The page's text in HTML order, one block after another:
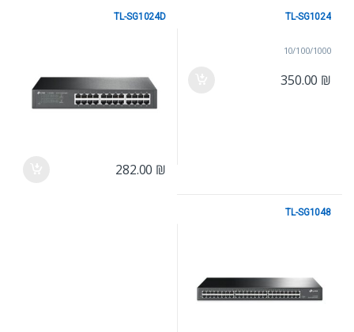
10/100/1000
TL-SG1024
350.00 ₪
TL-SG1024D
282.00 ₪
TL-SG1048